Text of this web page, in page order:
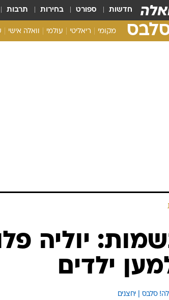
חדשות ספורט בחירות תרבות
מקומי ריאליטי עולמי וואלה אישי
יוליה
ילדים
סלבס | יחצנים